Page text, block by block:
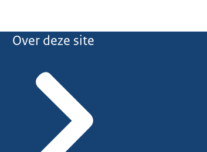
Over deze site